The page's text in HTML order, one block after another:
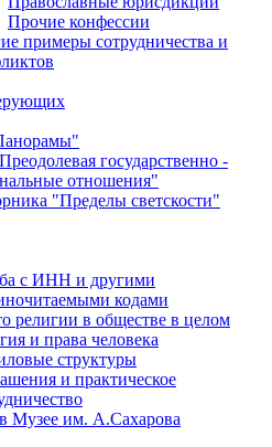
Прочие конфессии
примеры сотрудничества и
государственно -
отношения"
"Пределы светскости"
с ИНН и другими
кодами
религии в обществе в целом
и права человека
структуры
и практическое
Музее им. А.Сахарова